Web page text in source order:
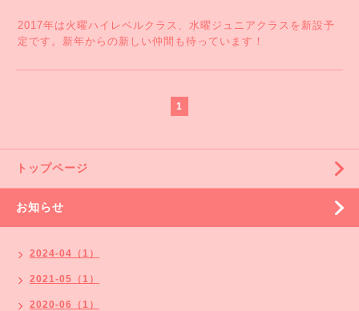
2017年は火曜ハイレベルクラス、水曜ジュニアクラスを新設予
定です。新年からの新しい仲間も待っています！
1
トップページ
お知らせ
2024-04（1）
2021-05（1）
2020-06（1）